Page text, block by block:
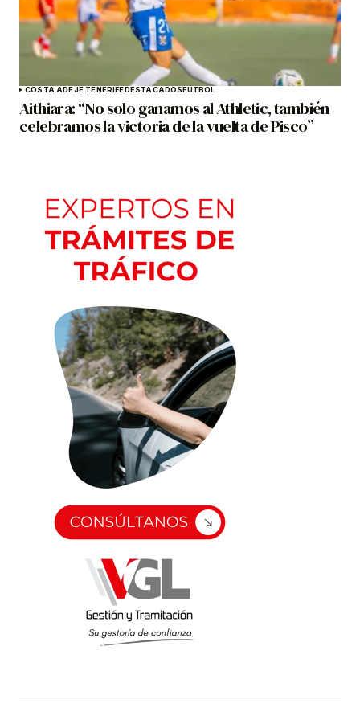
COSTA ADEJE TENERIFEDESTACADOSFÚTBOL
Aithiara: “No solo ganamos al Athletic, también
celebramos la victoria de la vuelta de Pisco”